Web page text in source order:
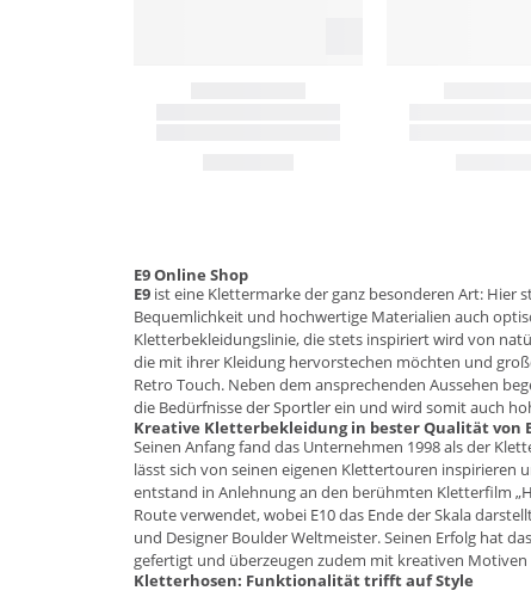
E9 Online Shop
E9 ist eine Klettermarke der ganz besonderen Art:
Bequemlichkeit und hochwertige Materialien auch
Kletterbekleidungslinie, die stets inspiriert wird von
die mit ihrer Kleidung hervorstechen möchten und
Retro Touch. Neben dem ansprechenden Aussehen
die Bedürfnisse der Sportler ein und wird somit auch
Kreative Kletterbekleidung in bester Qualität von
Seinen Anfang fand das Unternehmen 1998 als der
lässt sich von seinen eigenen Klettertouren inspirieren
entstand in Anlehnung an den berühmten Kletterfilm
Route verwendet, wobei E10 das Ende der Skala
und Designer Boulder Weltmeister. Seinen Erfolg hat
gefertigt und überzeugen zudem mit kreativen
Kletterhosen: Funktionalität trifft auf Style